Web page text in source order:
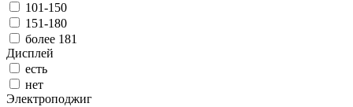
101-150
151-180
более 181
Дисплей
есть
нет
Электроподжиг